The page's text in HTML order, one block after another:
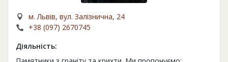
м. Львів, вул. Залізнична, 24
+38 (097) 2670745
Діяльність: